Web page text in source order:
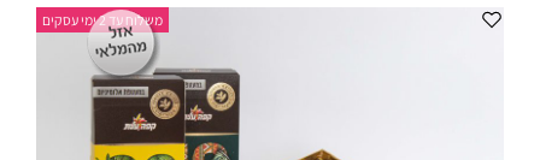
משלוח עד 2 ימי עסקים